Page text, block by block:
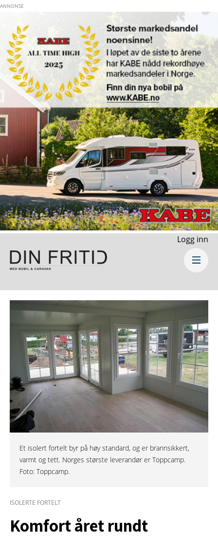
Logg inn
Et isolert fortelt byr på høy standard, og er brannsikkert,
varmt og tett. Norges største leverandør er Toppcamp.
Foto: Toppcamp.
ISOLERTE FORTELT
Komfort året rundt